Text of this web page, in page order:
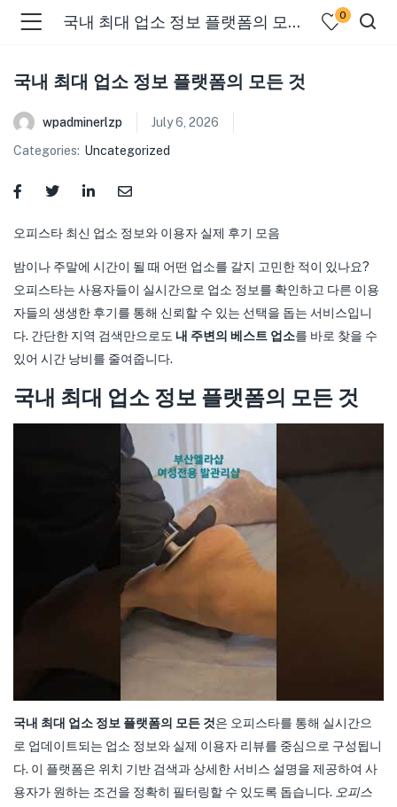
(Our Menus )
국내 최대 업소 정보 플랫폼의 모든 것 0
국내 최대 업소 정보 플랫폼의 모든 것
wpadminerlzp
July 6, 2026
Categories: Uncategorized
오피스타 최신 업소 정보와 이용자 실제 후기 모음
밤이나 주말에 시간이 될 때 어떤 업소를 갈지 고민한 적이 있나요?
오피스타는 사용자들이 실시간으로 업소 정보를 확인하고 다른 이용
자들의 생생한 후기를 통해 신뢰할 수 있는 선택을 돕는 서비스입니
다. 간단한 지역 검색만으로도 내 주변의 베스트 업소를 바로 찾을 수
있어 시간 낭비를 줄여줍니다.
국내 최대 업소 정보 플랫폼의 모든 것
국내 최대 업소 정보 플랫폼의 모든 것은 오피스타를 통해 실시간으
로 업데이트되는 업소 정보와 실제 이용자 리뷰를 중심으로 구성됩니
다. 이 플랫폼은 위치 기반 검색과 상세한 서비스 설명을 제공하여 사
용자가 원하는 조건을 정확히 필터링할 수 있도록 돕습니다. 오피스